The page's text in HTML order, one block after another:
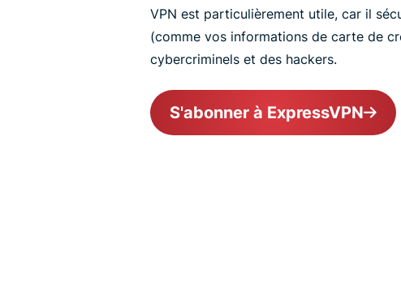
VPN est particulièrement utile, car il
(comme vos informations de carte de
cybercriminels et des hackers.
S'abonner à ExpressVPN